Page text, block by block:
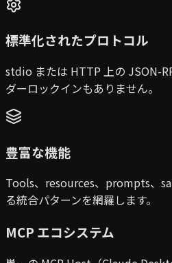
標準化されたプロトコル
stdio または HTTP 上の JSON-
ダーロックインもありません。
豊富な機能
Tools、resources、prompts、
る統合パターンを網羅します。
MCP エコシステム